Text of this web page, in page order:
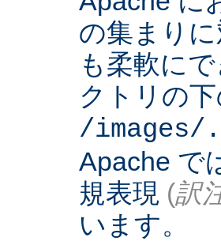
の集まり
も柔軟に
クトリの
/
Apache で
規表現 (訳
います。